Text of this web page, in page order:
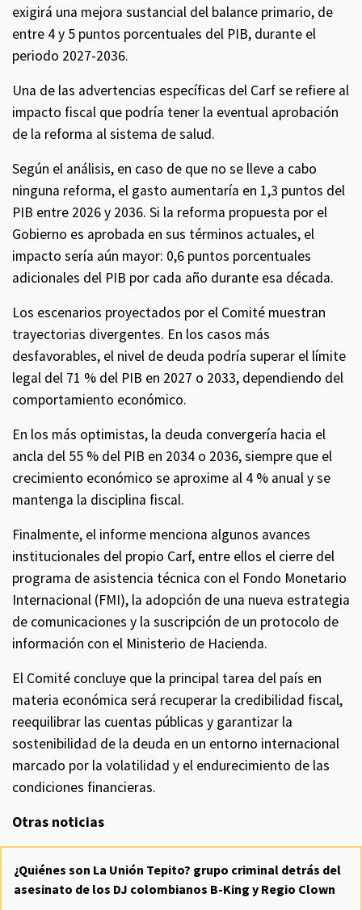
exigirá una mejora sustancial del balance primario, de
entre 4 y 5 puntos porcentuales del PIB, durante el
periodo 2027-2036.
Una de las advertencias específicas del Carf se refiere al
impacto fiscal que podría tener la eventual aprobación
de la reforma al sistema de salud.
Según el análisis, en caso de que no se lleve a cabo
ninguna reforma, el gasto aumentaría en 1,3 puntos del
PIB entre 2026 y 2036. Si la reforma propuesta por el
Gobierno es aprobada en sus términos actuales, el
impacto sería aún mayor: 0,6 puntos porcentuales
adicionales del PIB por cada año durante esa década.
Los escenarios proyectados por el Comité muestran
trayectorias divergentes. En los casos más
desfavorables, el nivel de deuda podría superar el límite
legal del 71 % del PIB en 2027 o 2033, dependiendo del
comportamiento económico.
En los más optimistas, la deuda convergería hacia el
ancla del 55 % del PIB en 2034 o 2036, siempre que el
crecimiento económico se aproxime al 4 % anual y se
mantenga la disciplina fiscal.
Finalmente, el informe menciona algunos avances
institucionales del propio Carf, entre ellos el cierre del
programa de asistencia técnica con el Fondo Monetario
Internacional (FMI), la adopción de una nueva estrategia
de comunicaciones y la suscripción de un protocolo de
información con el Ministerio de Hacienda.
El Comité concluye que la principal tarea del país en
materia económica será recuperar la credibilidad fiscal,
reequilibrar las cuentas públicas y garantizar la
sostenibilidad de la deuda en un entorno internacional
marcado por la volatilidad y el endurecimiento de las
condiciones financieras.
Otras noticias
¿Quiénes son La Unión Tepito? grupo criminal detrás del
asesinato de los DJ colombianos B-King y Regio Clown